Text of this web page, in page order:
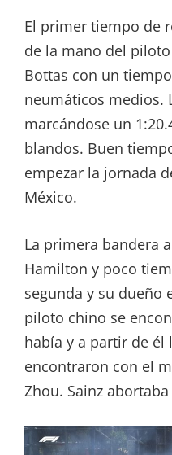
El primer tiempo de
de la mano del
Bottas con un
neumáticos medios.
marcándose un
blandos. Buen
empezar la jornada
México.
La primera bandera
Hamilton y poco
segunda y su dueño
piloto chino se
había y a partir de él
encontraron con el
Zhou. Sainz